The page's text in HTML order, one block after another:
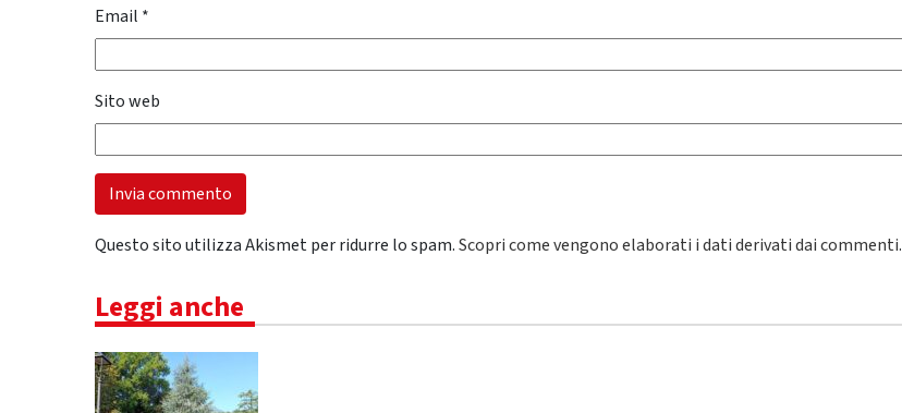
Email *
Sito web
Questo sito utilizza Akismet per ridurre lo spam.Scopri come vengono elaborati i dati derivati dai commenti.
Leggi anche